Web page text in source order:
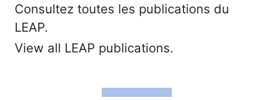
Consultez toutes les publications du
LEAP.
View all LEAP publications.